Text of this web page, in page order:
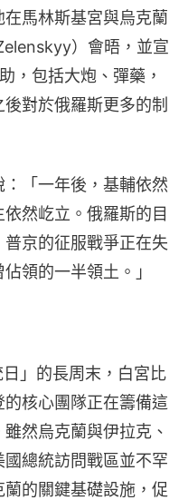
馬林斯基宮與烏克蘭
）會晤，並宣
，包括大炮、彈藥，
對於俄羅斯更多的制
「一年後，基輔依然
然屹立。俄羅斯的目
京的征服戰爭正在失
領的一半領土。」
」的長周末，白宮比
核心團隊正在籌備這
然烏克蘭與伊拉克、
總統訪問戰區並不罕
的關鍵基礎設施，促